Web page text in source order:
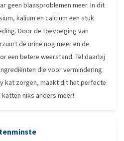
geen blaasproblemen meer. In dit
kalium en calcium een stuk
Door de toevoeging van
de urine nog meer en de
een betere weerstand. Tel daarbij
die voor vermindering
kat zorgen, maakt dit het perfecte
niks anders meer!